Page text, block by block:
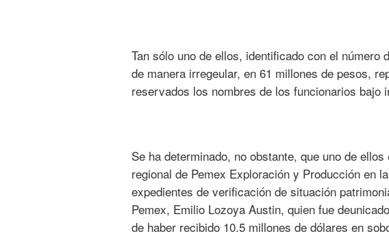
Tan sólo uno de ellos, identificado con el
de manera irregeular, en 61 millones de pesos,
reservados los nombres de los funcionarios bajo
Se ha determinado, no obstante, que uno de
regional de Pemex Exploración y Producción en
expedientes de verificación de situación
Pemex, Emilio Lozoya Austin, quien fue
de haber recibido 10.5 millones de dólares en